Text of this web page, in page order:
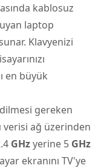
kablosuz
laptop
Klavyenizi
en büyük
gereken
verisi ağ üzerinden
GHzyerine 5 GHz
ekranını TV'ye